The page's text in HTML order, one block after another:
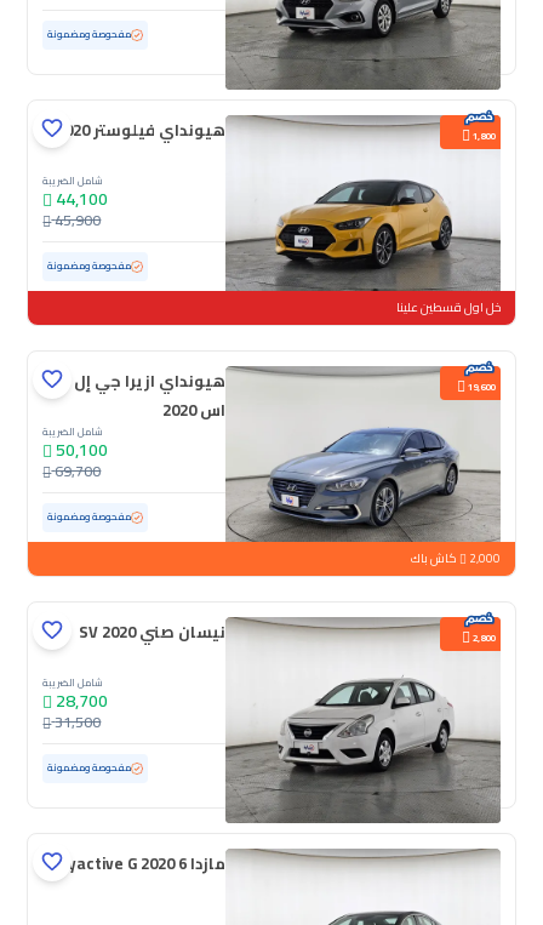
مستعملة 101,431 كم مفحوصة ومضمونة
1,800 هيونداي فيلوستر 2020
شامل الضريبة
44,100
45,900
مستعملة 48,861 كم ممشى قليل مفحوصة ومضمونة
خل اول قسطين علينا
19,600
هيونداي ازيرا جي إل
اس 2020
شامل الضريبة
50,100
69,700
مستعملة 138,919 كم مفحوصة ومضمونة
2,000 كاش باك
2,800 نيسان صني SV 2020
شامل الضريبة
28,700
31,500
مستعملة 153,833 كم مفحوصة ومضمونة
مازدا 6 Skyactive G 2020